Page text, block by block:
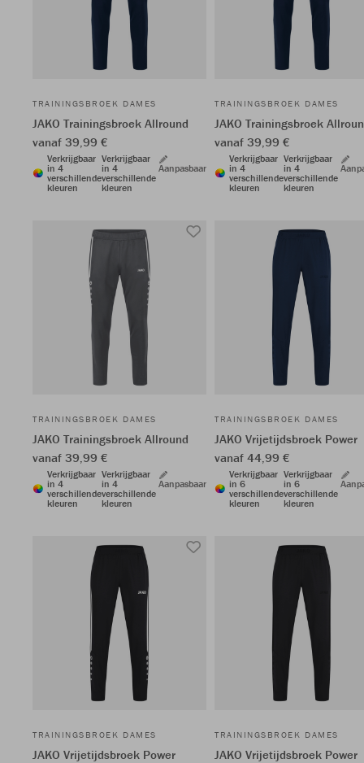
TRAININGSBROEK DAMES
JAKO Trainingsbroek Allround
vanaf 39,99 €
Verkrijgbaar
in 4
verschillende
kleuren
Verkrijgbaar
in 4
verschillende
kleuren
Aanpasbaar
TRAININGSBROEK DAMES
JAKO Trainingsbroek
vanaf 39,99 €
Verkrijgbaar
in 4
verschillende
kleuren
Verkrijgbaar
in 4
verschillende
kleuren
TRAININGSBROEK DAMES
JAKO Trainingsbroek Allround
vanaf 39,99 €
Verkrijgbaar
in 4
verschillende
kleuren
Verkrijgbaar
in 4
verschillende
kleuren
Aanpasbaar
TRAININGSBROEK DAMES
JAKO Vrijetijdsbroek Power
vanaf 44,99 €
Verkrijgbaar
in 6
verschillende
kleuren
Verkrijgbaar
in 6
verschillende
kleuren
TRAININGSBROEK DAMES
JAKO Vrijetijdsbroek Power
TRAININGSBROEK DAMES
JAKO Vrijetijdsbroek Power